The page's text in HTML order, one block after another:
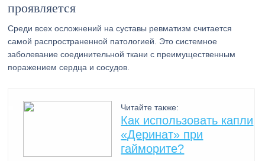
проявляется
Среди всех осложнений на суставы ревматизм считается
самой распространенной патологией. Это системное
заболевание соединительной ткани с преимущественным
поражением сердца и сосудов.
Читайте также:
Как использовать капли
«Деринат» при
гайморите?